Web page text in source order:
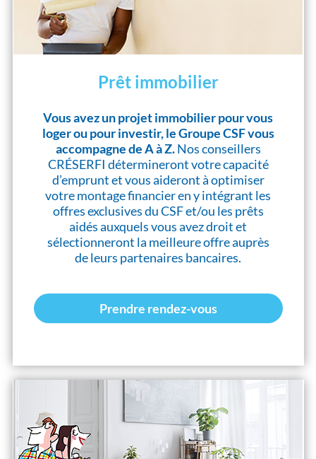
Prêt immobilier
Vous avez un projet immobilier pour vous
loger ou pour investir, le Groupe CSF vous
accompagne de A à Z.Nos conseillers
CRÉSERFI détermineront votre capacité
d’emprunt et vous aideront à optimiser
votre montage financier en y intégrant les
offres exclusives du CSF et/ou les prêts
aidés auxquels vous avez droit et
sélectionneront la meilleure offre auprès
de leurs partenaires bancaires.
Prendre rendez-vous